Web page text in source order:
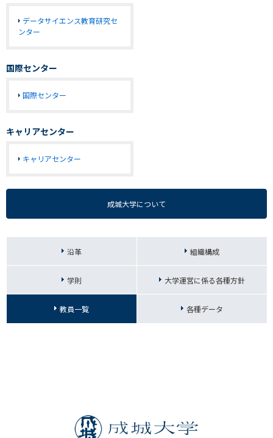
データサイエンス教育研究セ
ンター
国際センター
国際センター
キャリアセンター
キャリアセンター
成城大学について
沿革 組織構成
学則 大学運営に係る各種方針
教員一覧 各種データ